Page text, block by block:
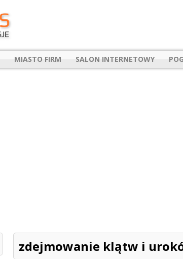
MIASTO FIRM SALON INTERNETOWY
zdejmowanie klątw i